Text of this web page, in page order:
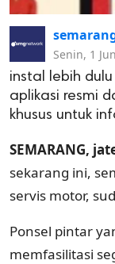
Senin, 1
instal lebih
aplikasi resmi
khusus untuk
SEMARANG,
sekarang ini,
servis motor,
Ponsel pintar
memfasilitasi